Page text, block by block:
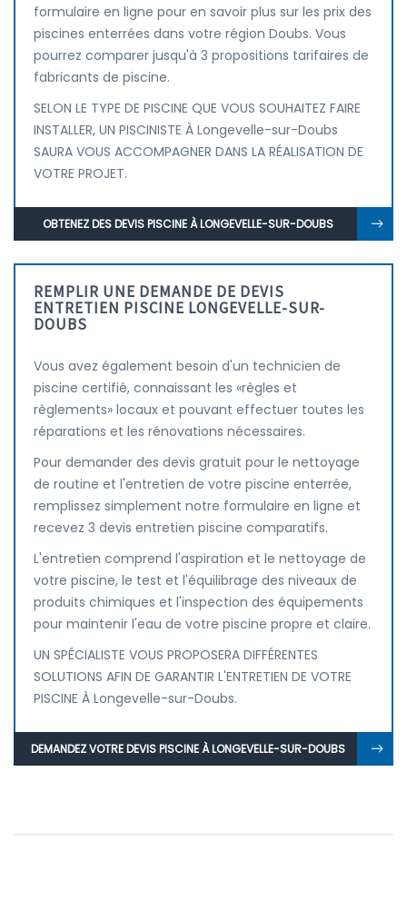
formulaire en ligne pour en savoir plus sur les prix des
piscines enterrées dans votre région Doubs. Vous
pourrez comparer jusqu'à 3 propositions tarifaires de
fabricants de piscine.
SELON LE TYPE DE PISCINE QUE VOUS SOUHAITEZ FAIRE
INSTALLER, UN PISCINISTE À Longevelle-sur-Doubs
SAURA VOUS ACCOMPAGNER DANS LA RÉALISATION DE
VOTRE PROJET.
OBTENEZ DES DEVIS PISCINE À LONGEVELLE-SUR-DOUBS
REMPLIR UNE DEMANDE DE DEVIS
ENTRETIEN PISCINE LONGEVELLE-SUR-
DOUBS
Vous avez également besoin d'un technicien de
piscine certifié, connaissant les «règles et
règlements» locaux et pouvant effectuer toutes les
réparations et les rénovations nécessaires.
Pour demander des devis gratuit pour le nettoyage
de routine et l'entretien de votre piscine enterrée,
remplissez simplement notre formulaire en ligne et
recevez 3 devis entretien piscine comparatifs.
L'entretien comprend l'aspiration et le nettoyage de
votre piscine, le test et l'équilibrage des niveaux de
produits chimiques et l'inspection des équipements
pour maintenir l'eau de votre piscine propre et claire.
UN SPÉCIALISTE VOUS PROPOSERA DIFFÉRENTES
SOLUTIONS AFIN DE GARANTIR L'ENTRETIEN DE VOTRE
PISCINE À Longevelle-sur-Doubs.
DEMANDEZ VOTRE DEVIS PISCINE À LONGEVELLE-SUR-DOUBS